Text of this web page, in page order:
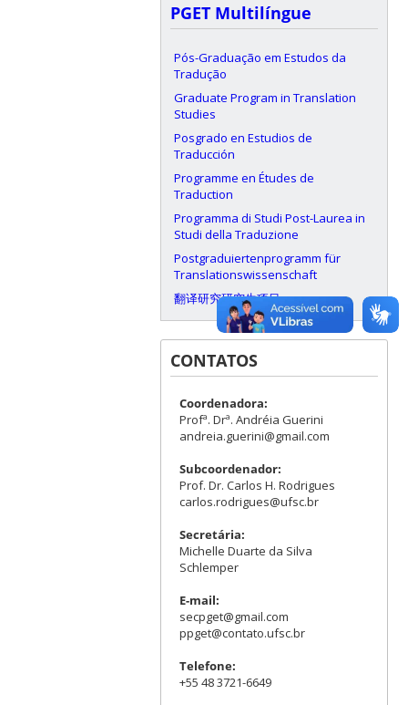
PGET Multilíngue
Pós-Graduação em Estudos da
Tradução
Graduate Program in Translation
Studies
Posgrado en Estudios de
Traducción
Programme en Études de
Traduction
Programma di Studi Post-Laurea in
Studi della Traduzione
Postgraduiertenprogramm für
Translationswissenschaft
翻译研究研究生项目
CONTATOS
Coordenadora:
Profª. Drª. Andréia Guerini
andreia.guerini@gmail.com
Subcoordenador:
Prof. Dr. Carlos H. Rodrigues
carlos.rodrigues@ufsc.br
Secretária:
Michelle Duarte da Silva
Schlemper
E-mail:
secpget@gmail.com
ppget@contato.ufsc.br
Telefone:
+55 48 3721-6649